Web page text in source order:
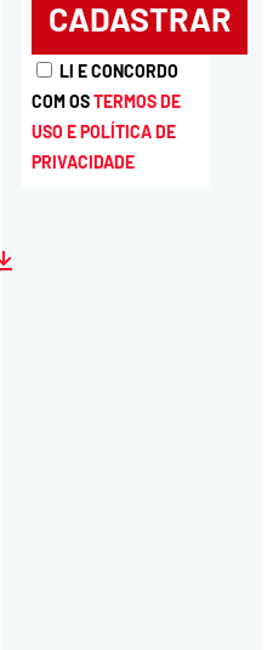
LI E CONCORDO
COM OSTERMOS DE
USO E POLÍTICA DE
PRIVACIDADE